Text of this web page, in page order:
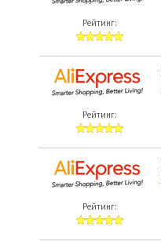
Рейтинг:
Рейтинг:
Рейтинг: